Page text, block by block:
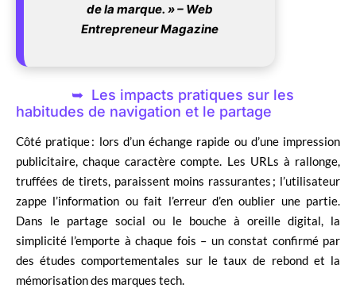
de la marque. » – Web
Entrepreneur Magazine
Les impacts pratiques sur les
habitudes de navigation et le partage
Côté pratique : lors d’un échange rapide ou d’une impression
publicitaire, chaque caractère compte. Les URLs à rallonge,
truffées de tirets, paraissent moins rassurantes ; l’utilisateur
zappe l’information ou fait l’erreur d’en oublier une partie.
Dans le partage social ou le bouche à oreille digital, la
simplicité l’emporte à chaque fois – un constat confirmé par
des études comportementales sur le taux de rebond et la
mémorisation des marques tech.